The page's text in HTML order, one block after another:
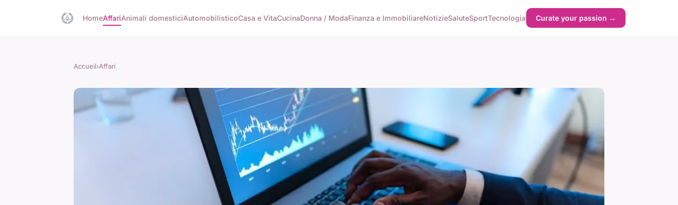
HomeAffariAnimali domesticiAutomobilisticoCasa e VitaCucinaDonna / ModaFinanza e ImmobiliareNotizieSaluteSportTecnologia Curate your passion →
Accueil›Affari